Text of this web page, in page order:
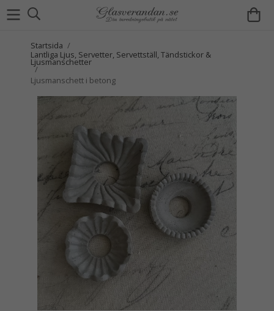
Startsida /
Lantliga Ljus, Servetter, Servettställ, Tändstickor &
Ljusmanschetter
/
Ljusmanschett i betong